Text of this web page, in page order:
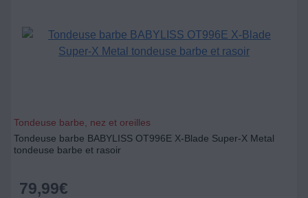
Tondeuse barbe, nez et oreilles
Tondeuse barbe BABYLISS OT996E X-Blade Super-X Metal
tondeuse barbe et rasoir
79,99€